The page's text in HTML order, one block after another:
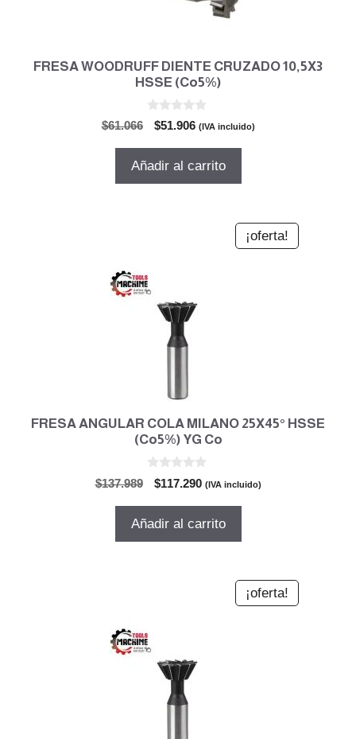
FRESA WOODRUFF DIENTE CRUZADO 10,5X3
HSSE (Co5%)
$61.066
El
original
$51.906El
actual
(IVA incluido)
Añadir al carrito
¡oferta!
FRESA ANGULAR COLA MILANO 25X45° HSSE
(Co5%) YG Co
$137.989
El
original
$117.290El
actual
(IVA incluido)
Añadir al carrito
¡oferta!